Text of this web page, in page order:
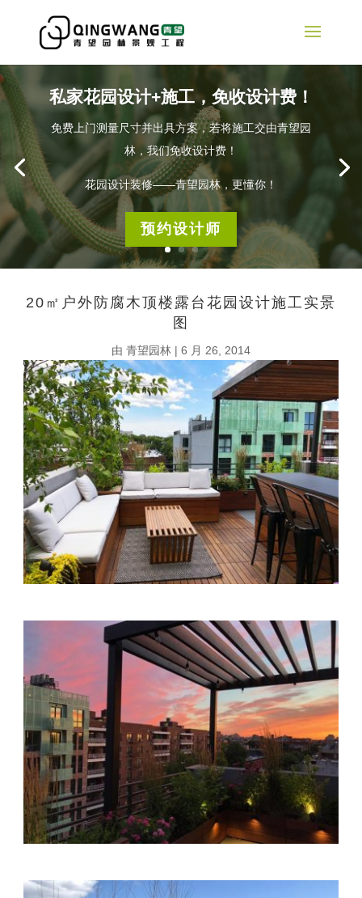
私家花园设计+施工，免收设计费！
免费上门测量尺寸并出具方案，若将施工交由青望园
林，我们免收设计费！
花园设计装修——青望园林，更懂你！
预约设计师
20㎡户外防腐木顶楼露台花园设计施工实景
图
由 青望园林 | 6 月 26, 2014